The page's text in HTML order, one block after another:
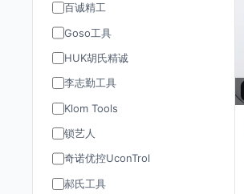
百诚精工
Goso工具
HUK胡氏精诚
李志勤工具
Klom Tools
锁艺人
奇诺优控UconTrol
郝氏工具